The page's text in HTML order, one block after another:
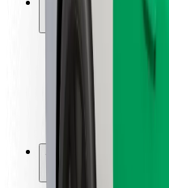
Lokációk
Városi megoldások
Repülőtér
Bolt töltőállomások
Súgó